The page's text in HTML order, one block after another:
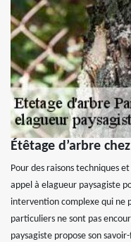
Étêtage d’arbre
Pour des raisons techniques
appel à elagueur paysagiste
intervention complexe qui ne
particuliers ne sont pas
paysagiste propose son